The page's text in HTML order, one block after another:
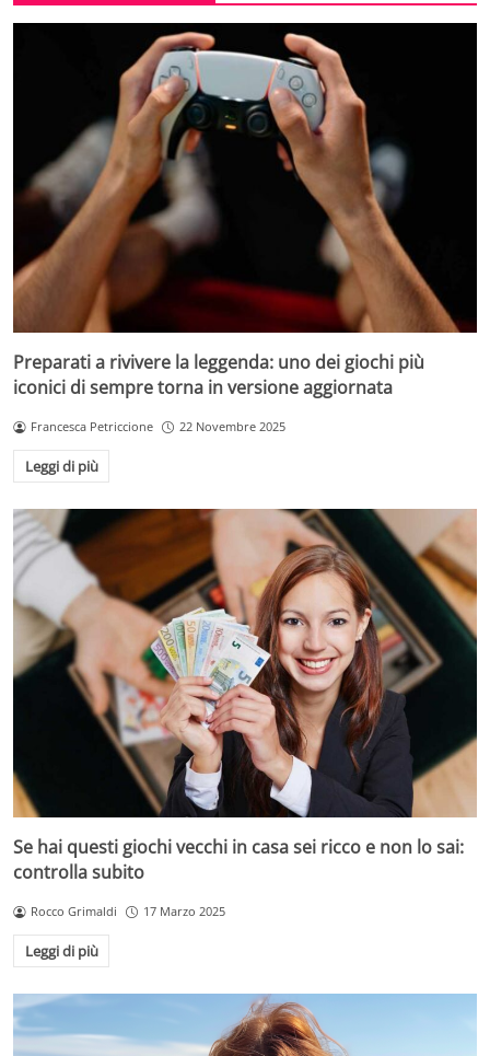
Preparati a rivivere la leggenda: uno dei giochi più
iconici di sempre torna in versione aggiornata
Francesca Petriccione 22 Novembre 2025
Leggi di più
Se hai questi giochi vecchi in casa sei ricco e non lo sai:
controlla subito
Rocco Grimaldi 17 Marzo 2025
Leggi di più